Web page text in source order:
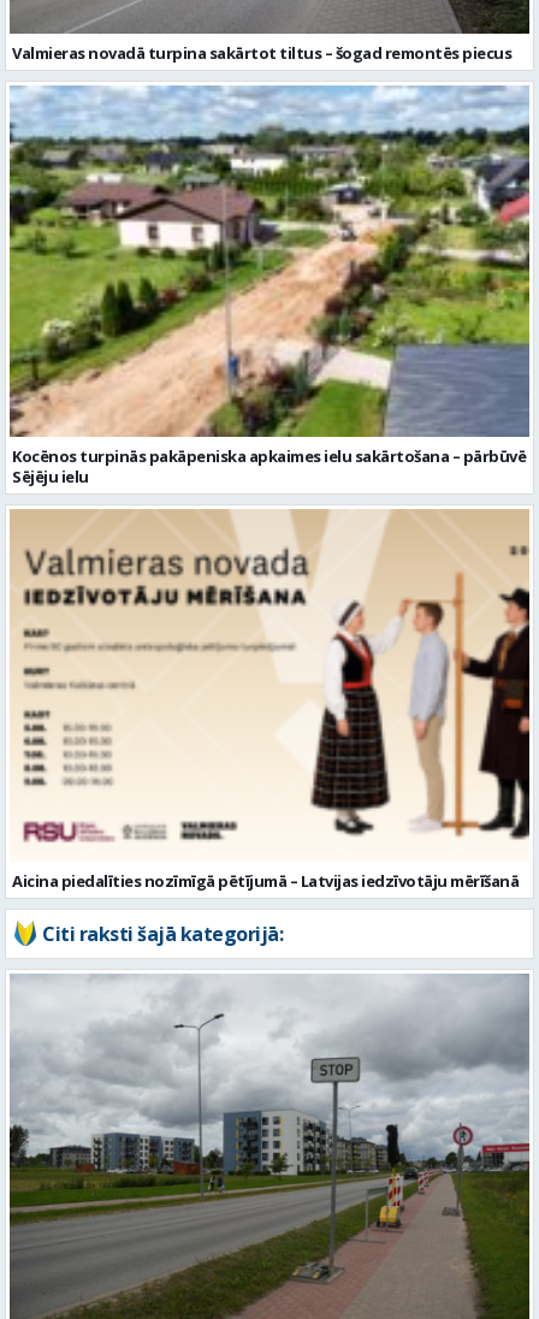
Kocēnos turpinās pakāpeniska apkaimes ielu sakārtošana – pārbūvē
Sējēju ielu
Aicina piedalīties nozīmīgā pētījumā – Latvijas iedzīvotāju mērīšanā
Citi raksti šajā kategorijā:
No 10. augusta sāksies satiksmes ierobežojumi Matīšu šosejā
Valmierā. Uzsāks pārbūves darbus